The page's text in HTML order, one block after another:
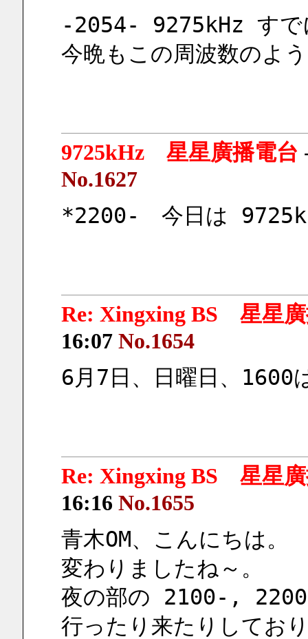
-2054- 9275kHz すで
今晩もこの周波数のよ
9725kHz 星星廣播電台
No.1627
*2200-　今日は
Re: Xingxing BS 星星
16:07 No.1654
6月7日、日曜日、1600
Re: Xingxing BS 星星
16:16 No.1655
青木OM、こんにちは。
変わりましたね～。
夜の部の 2100-,
行ったり来たりしてお